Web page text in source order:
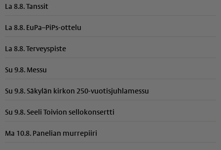
La 8.8. Tanssit
La 8.8. EuPa–PiPs-ottelu
La 8.8. Terveyspiste
Su 9.8. Messu
Su 9.8. Säkylän kirkon 250-vuotisjuhlamessu
Su 9.8. Seeli Toivion sellokonsertti
Ma 10.8. Panelian murrepiiri